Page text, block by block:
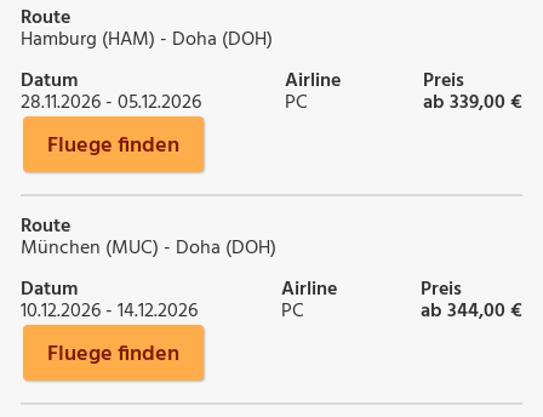
Route
Hamburg (HAM) - Doha (DOH)
Datum
28.11.2026 - 05.12.2026
Airline
PC
Preis
ab 339,00 €
Fluege finden
Route
München (MUC) - Doha (DOH)
Datum
10.12.2026 - 14.12.2026
Airline
PC
Preis
ab 344,00 €
Fluege finden